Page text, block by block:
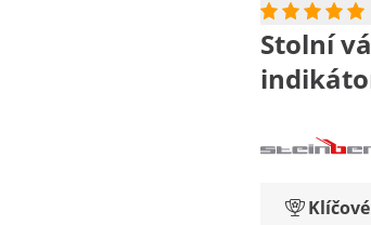
Stolní